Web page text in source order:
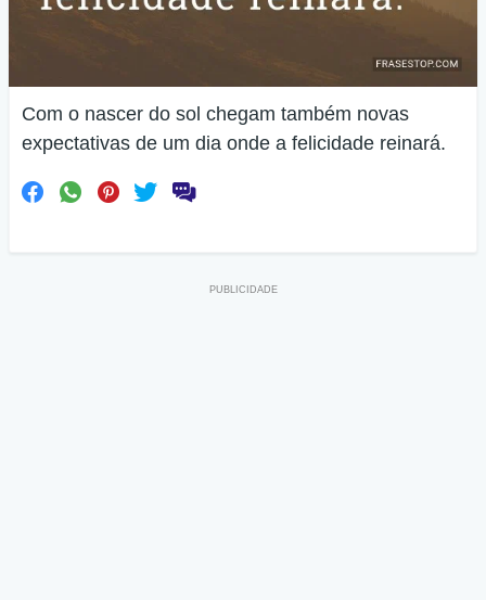
Com o nascer do sol chegam também novas
expectativas de um dia onde a felicidade reinará.